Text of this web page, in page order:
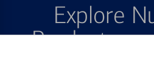
Explore
Productos y